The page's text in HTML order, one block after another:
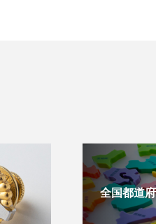
全国都道